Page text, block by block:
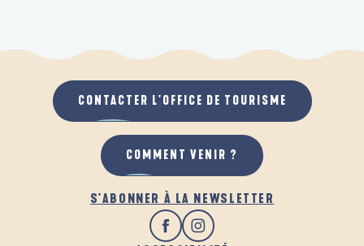
S'ABONNER À LA NEWSLETTER
CONTACTER L'OFFICE DE TOURISME
COMMENT VENIR ?